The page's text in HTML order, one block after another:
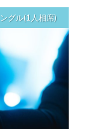
グル(1人相席)